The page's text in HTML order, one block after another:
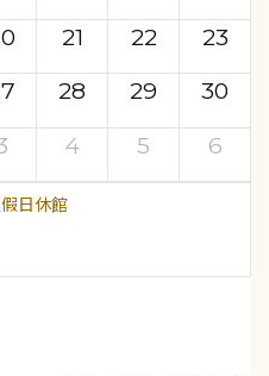
21 22
23
28 29
30
4 5 6
日休館